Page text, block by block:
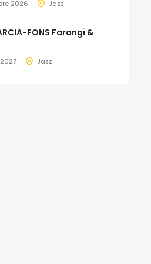
2026 Jazz
FONS Farangi &
Jazz